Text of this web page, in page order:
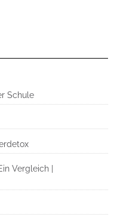
Schule
Vergleich |